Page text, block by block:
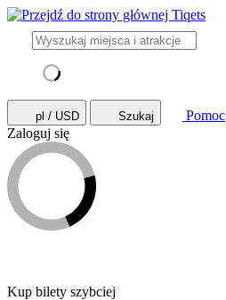
pl / USD Szukaj
Pomoc
Zaloguj się
Kup bilety szybciej